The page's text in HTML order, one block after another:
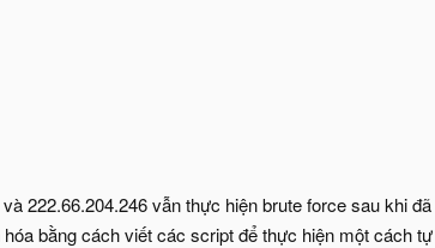
222.66.204.246 vẫn thực hiện brute force sau khi
bằng cách viết các script để thực hiện một cách